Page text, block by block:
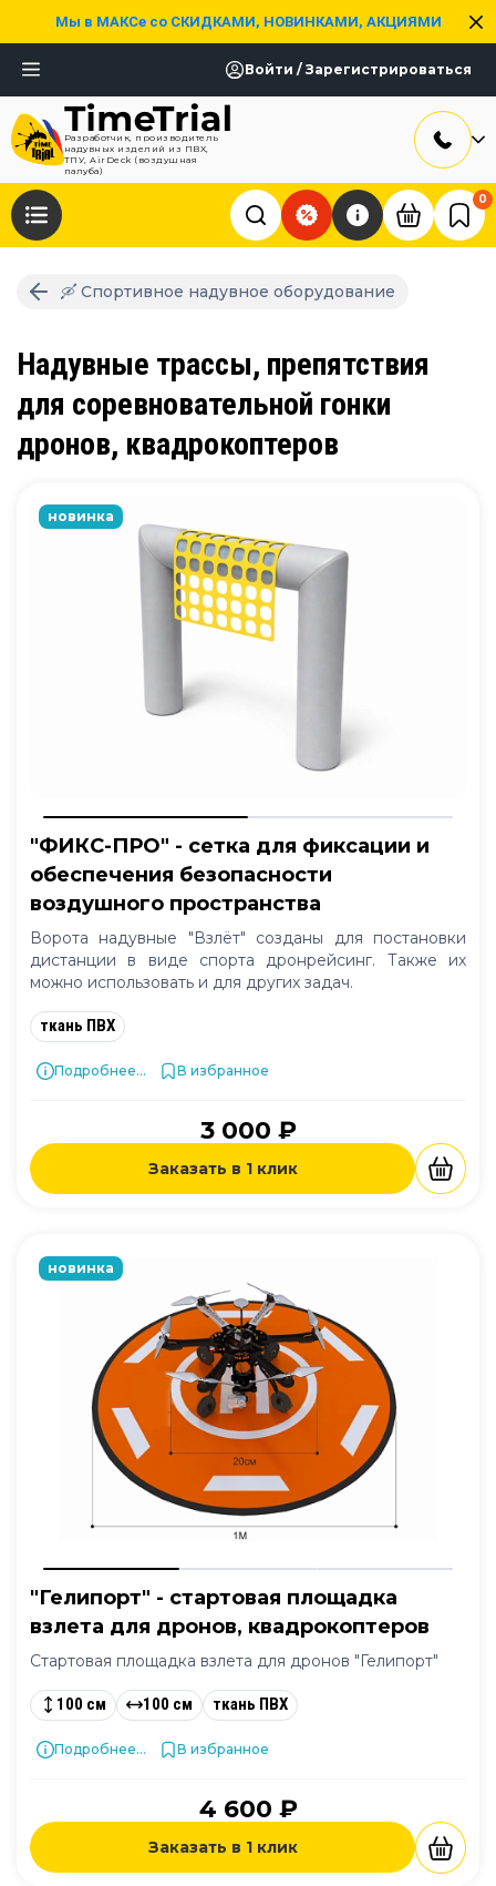
Мы в МАКСе со СКИДКАМИ, НОВИНКАМИ, АКЦИЯМИ
Войти / Зарегистрироваться
Разработчик, производитель
надувных изделий из ПВХ,
ТПУ, AirDeck (воздушная
палуба)
0
🛶 Спортивное надувное оборудование
Надувные трассы, препятствия
для соревновательной гонки
дронов, квадрокоптеров
новинка
"ФИКС-ПРО" - сетка для фиксации и
обеспечения безопасности
воздушного пространства
Ворота надувные "Взлёт" созданы для постановки
дистанции в виде спорта дронрейсинг. Также их
можно использовать и для других задач.
ткань ПВХ
Подробнее... В избранное
3 000 ₽
Заказать в 1 клик
новинка
"Гелипорт" - cтартовая площадка
взлета для дронов, квадрокоптеров
Стартовая площадка взлета для дронов "Гелипорт"
100 см 100 см ткань ПВХ
Подробнее... В избранное
4 600 ₽
Заказать в 1 клик